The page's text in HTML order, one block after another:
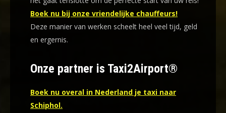
Boek nu bij onze vriendelijke chauffeurs!
Deze manier van werken scheelt heel veel tijd, geld
en ergernis.
Onze partner is Taxi2Airport®
Boek nu overal in Nederland je taxi naar
Schiphol.